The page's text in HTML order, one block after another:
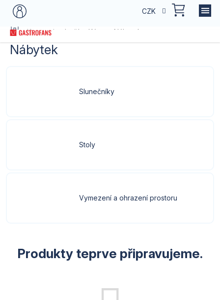
Přejít
CZK
Domů
Kategorie zboží Káva Nábytek
Nábytek
Slunečníky
Stoly
Vymezení a ohrazení prostoru
Produkty teprve připravujeme.